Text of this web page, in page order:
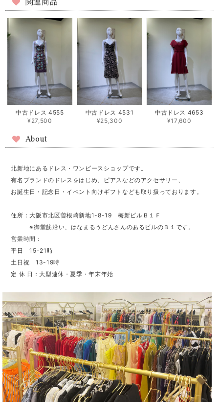
関連商品
中古ドレス 4555
¥27,500
中古ドレス 4531
¥25,300
中古ドレス 4653
¥17,600
About
北新地にあるドレス・ワンピースショップです。
有名ブランドのドレスをはじめ、ピアスなどのアクセサリー、
お誕生日・記念日・イベント向けギフトなども取り扱っております。
住所：大阪市北区曽根崎新地1-8-19 梅新ビルＢ１Ｆ
※御堂筋沿い、はなまるうどんさんのあるビルのＢ１です。
営業時間：
平日 15-21時
土日祝 13-19時
定 休 日：大型連休・夏季・年末年始